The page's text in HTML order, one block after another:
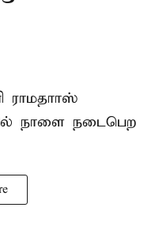
ராமதாாஸ்
நாளை நடைபெற